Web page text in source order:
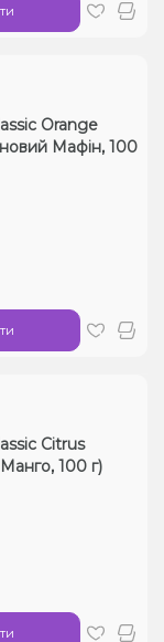
Orange
Мафін, 100
Citrus
100 г)